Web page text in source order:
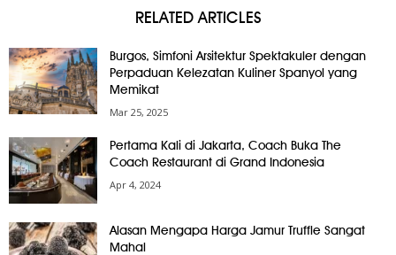
RELATED ARTICLES
Burgos, Simfoni Arsitektur Spektakuler dengan
Perpaduan Kelezatan Kuliner Spanyol yang
Memikat
Mar 25, 2025
Pertama Kali di Jakarta, Coach Buka The
Coach Restaurant di Grand Indonesia
Apr 4, 2024
Alasan Mengapa Harga Jamur Truffle Sangat
Mahal